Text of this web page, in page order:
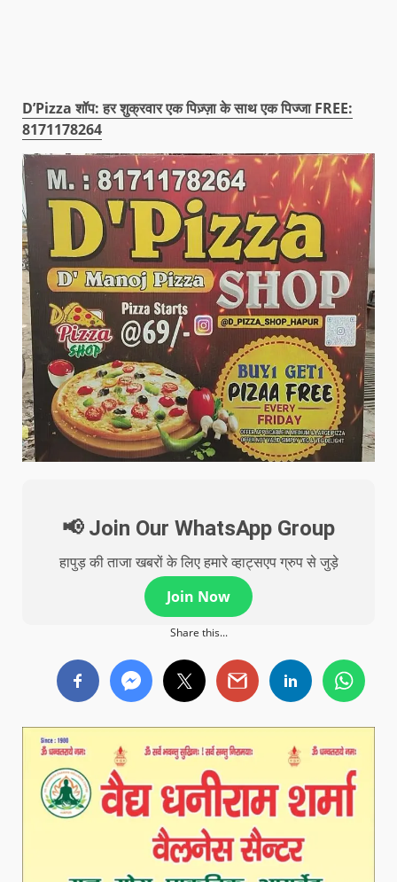
D’Pizza शॉप: हर शुक्रवार एक पिज़्ज़ा के साथ एक पिज्जा FREE:
8171178264
📢 Join Our WhatsApp Group
हापुड़ की ताजा खबरों के लिए हमारे व्हाट्सएप ग्रुप से जुड़े
Join Now
Share this...